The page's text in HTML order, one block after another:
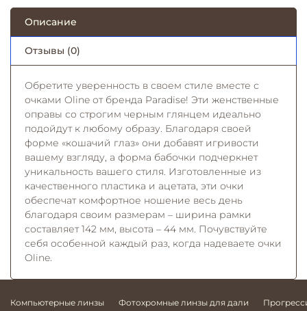
Описание
Отзывы (0)
Обретите уверенность в своем стиле вместе с
очками Oline от бренда Paradise! Эти женственные
оправы со строгим черным глянцем идеально
подойдут к любому образу. Благодаря своей
форме «кошачий глаз» они добавят игривости
вашему взгляду, а форма бабочки подчеркнет
уникальность вашего стиля. Изготовленные из
качественного пластика и ацетата, эти очки
обеспечат комфортное ношение весь день
благодаря своим размерам – ширина рамки
составляет 142 мм, высота – 44 мм. Почувствуйте
себя особенной каждый раз, когда надеваете очки
Oline.
Компьютерные линзы Фотохромные линзы для дали